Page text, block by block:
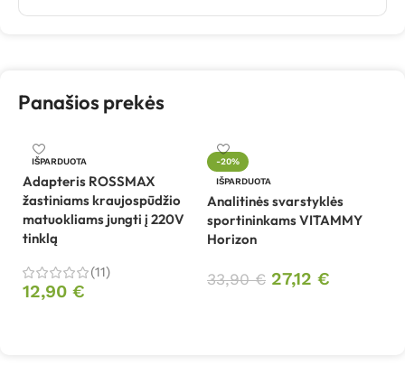
Panašios prekės
IŠPARDUOTA
Adapteris ROSSMAX
žastiniams kraujospūdžio
matuokliams jungti į 220V
tinklą
(11)
12,90 €
-20%
IŠPARDUOTA
Analitinės svarstyklės
sportininkams VITAMMY
Horizon
33,90€ 27,12 €